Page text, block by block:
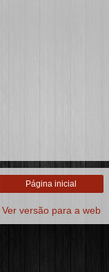
Página inicial
Ver versão para a web